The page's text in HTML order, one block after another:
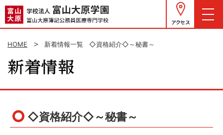
アクセス
HOME 新着情報一覧 ◇資格紹介◇～秘書～
◇資格紹介◇～秘書～